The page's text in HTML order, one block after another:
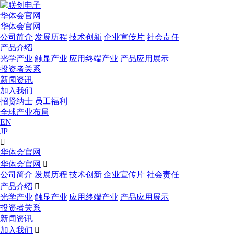
华体会官网
华体会官网
公司简介 发展历程 技术创新 企业宣传片 社会责任
产品介绍
光学产业 触显产业 应用终端产业 产品应用展示
投资者关系
新闻资讯
加入我们
招贤纳士 员工福利
全球产业布局
EN
JP

华体会官网
华体会官网 
公司简介 发展历程 技术创新 企业宣传片 社会责任
产品介绍 
光学产业 触显产业 应用终端产业 产品应用展示
投资者关系
新闻资讯
加入我们 